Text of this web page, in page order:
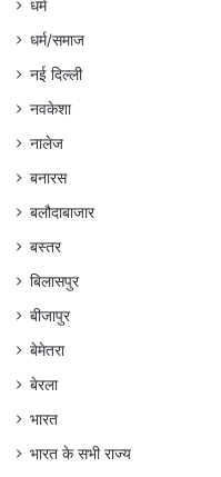
धर्म
धर्म/समाज
नई दिल्ली
नवकेशा
नालेज
बनारस
बलौदाबाजार
बस्तर
बिलासपुर
बीजापुर
बेमेतरा
बेरला
भारत
भारत के सभी राज्य